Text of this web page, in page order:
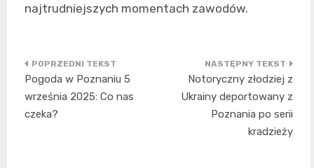
najtrudniejszych momentach zawodów.
Nawigacja
wpisu
Pogoda w Poznaniu 5
września 2025: Co nas
czeka?
Notoryczny złodziej z
Ukrainy deportowany z
Poznania po serii
kradzieży